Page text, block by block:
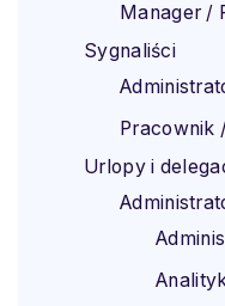
Manager /
Sygnaliści
Pracownik
Urlopy i